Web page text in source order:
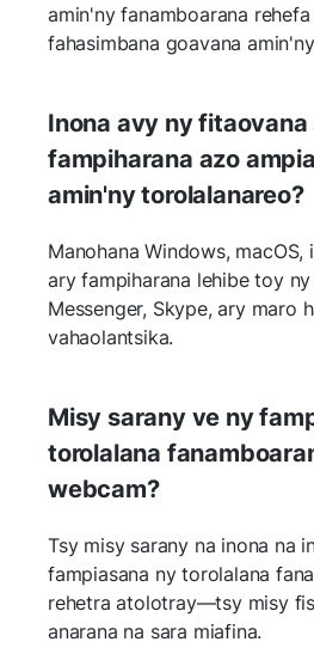
amin'ny fanamboarana
fahasimbana goavana
Inona avy ny fitaovana
fampiharana azo
amin'ny torolalanareo?
Manohana Windows, macOS,
ary fampiharana lehibe toy
Messenger, Skype, ary maro
vahaolantsika.
Misy sarany ve ny
torolalana
webcam?
Tsy misy sarany na inona na
fampiasana ny torolalana
rehetra atolotray—tsy misy
anarana na sara miafina.